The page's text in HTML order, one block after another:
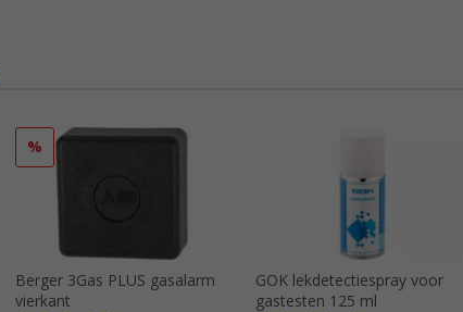
%
Berger 3Gas PLUS gasalarm
vierkant
GOK lekdetectiespray voor
gastesten 125 ml